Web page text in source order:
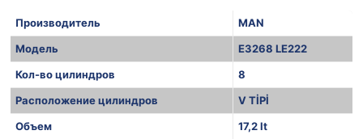
Производитель
MAN
Модель
E3268 LE222
Кол-во цилиндров
8
Расположение цилиндров
V TİPİ
Объем
17,2 lt